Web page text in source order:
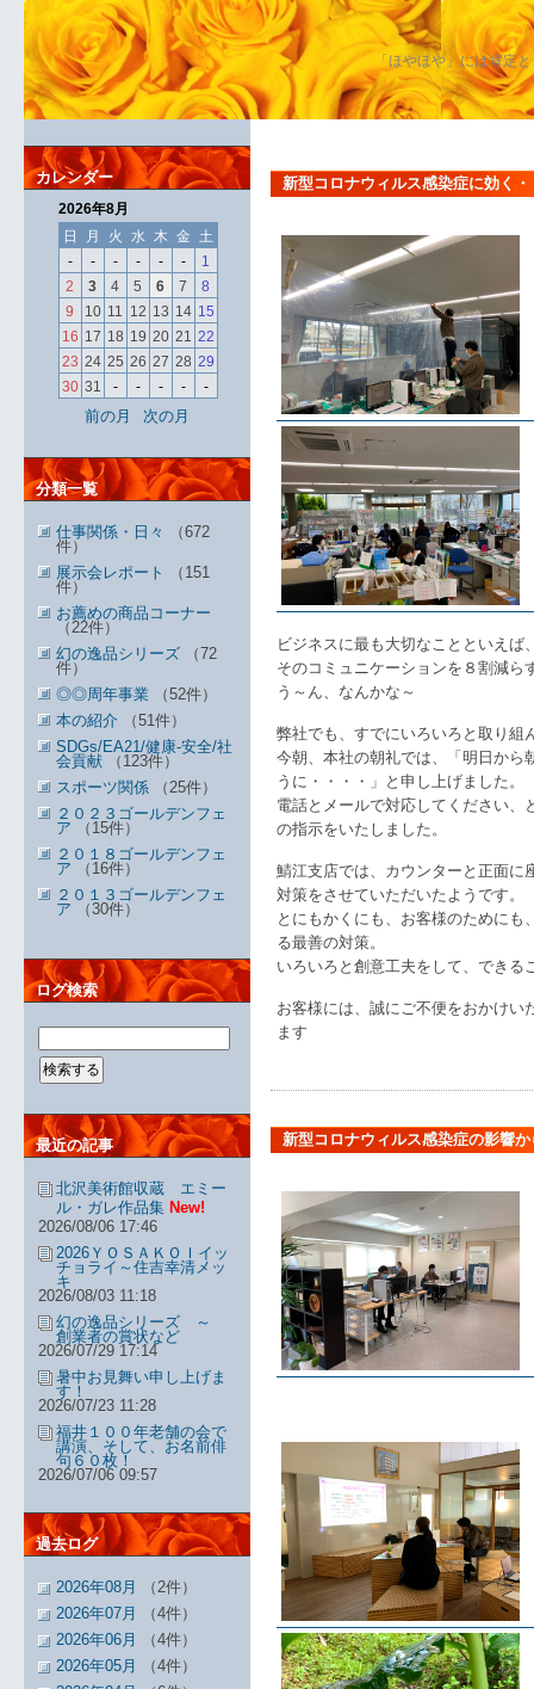
「ほやほや」には肯定
新型コロナウィルス感染症に効く・
ビジネスに最も大切なことといえば
そのコミュニケーションを８割減ら
う～ん、なんかな～
弊社でも、すでにいろいろと取り組
今朝、本社の朝礼では、「明日から
うに・・・・」と申し上げました。
電話とメールで対応してください、
の指示をいたしました。
鯖江支店では、カウンターと正面に
対策をさせていただいたようです。
とにもかくにも、お客様のために
る最善の対策。
いろいろと創意工夫をして、できる
お客様には、誠にご不便をおかけい
ます
新型コロナウィルス感染症の影響
カレンダー
2026年8月
日
月 火 水 木 金 土
-
- - - - -
1
2
3 4 5 6 7
8
9
10 11 12 13 14 15
16 17 18 19 20 21 22
23 24 25 26 27 28 29
30 31 - - - - -
前の月 次の月
分類一覧
仕事関係・日々
（672
件）
展示会レポート
（151
件）
お薦めの商品コーナー
（22件）
幻の逸品シリーズ （72
件）
◎◎周年事業 （52件）
本の紹介 （51件）
SDGs/EA21/健康-安全/社
会貢献 （123件）
スポーツ関係 （25件）
２０２３ゴールデンフェ
ア （15件）
２０１８ゴールデンフェ
ア （16件）
２０１３ゴールデンフェ
ア （30件）
ログ検索
最近の記事
北沢美術館収蔵 エミー
ル・ガレ作品集 New!
2026/08/06 17:46
2026ＹＯＳＡＫＯＩイッ
チョライ～住吉幸清メッ
キ
2026/08/03 11:18
幻の逸品シリーズ ～
創業者の賞状など
2026/07/29 17:14
暑中お見舞い申し上げま
す！
2026/07/23 11:28
福井１００年老舗の会で
講演、そして、お名前俳
句６０枚！
2026/07/06 09:57
過去ログ
2026年08月
（2件）
2026年07月
（4件）
2026年06月
（4件）
2026年05月
（4件）